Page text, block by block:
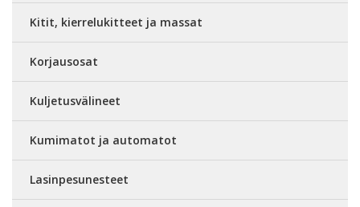
Kitit, kierrelukitteet ja massat
Korjausosat
Kuljetusvälineet
Kumimatot ja automatot
Lasinpesunesteet